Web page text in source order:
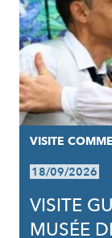
VISITE
18/09/2026
VISITE
MUSÉE